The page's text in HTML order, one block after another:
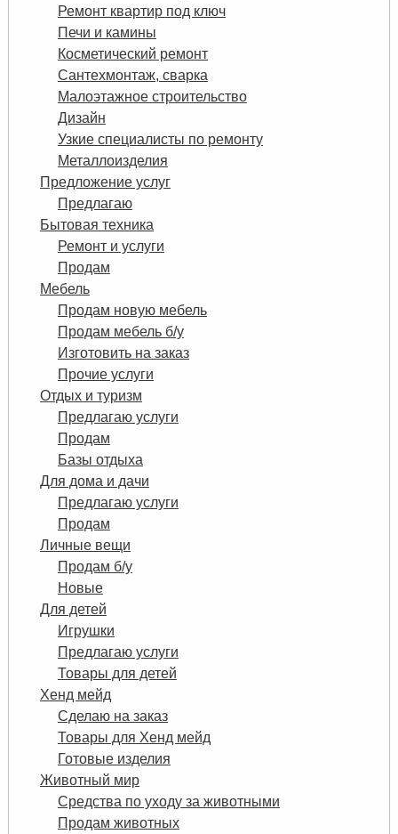
Ремонт квартир под ключ
Печи и камины
Косметический ремонт
Сантехмонтаж, сварка
Малоэтажное строительство
Дизайн
Узкие специалисты по ремонту
Металлоизделия
Предложение услуг
Предлагаю
Бытовая техника
Ремонт и услуги
Продам
Мебель
Продам новую мебель
Продам мебель б/у
Изготовить на заказ
Прочие услуги
Отдых и туризм
Предлагаю услуги
Продам
Базы отдыха
Для дома и дачи
Предлагаю услуги
Продам
Личные вещи
Продам б/у
Новые
Для детей
Игрушки
Предлагаю услуги
Товары для детей
Хенд мейд
Сделаю на заказ
Товары для Хенд мейд
Готовые изделия
Животный мир
Средства по уходу за животными
Продам животных